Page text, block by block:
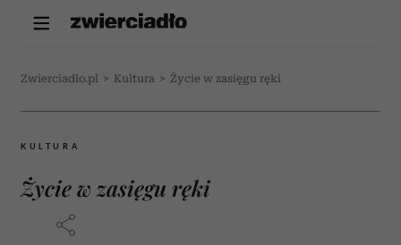
Zwierciadlo.pl > Kultura > Życie w zasięgu ręki
KULTURA
Życie w zasięgu ręki